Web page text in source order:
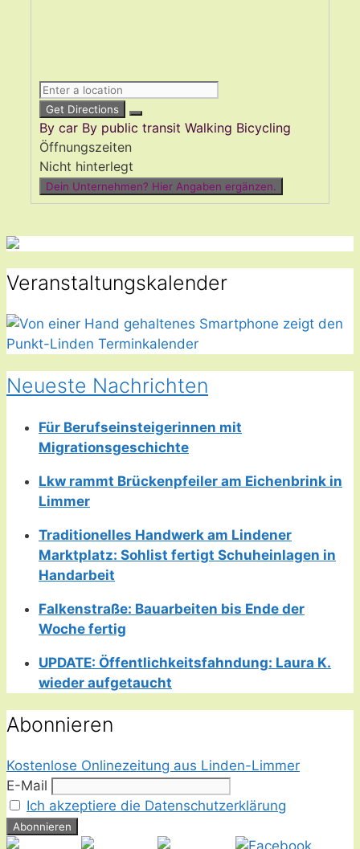
Get Directions
By car By public transit Walking Bicycling
Öffnungszeiten
Nicht hinterlegt
Dein Unternehmen? Hier Angaben ergänzen.
Veranstaltungskalender
Neueste Nachrichten
Für Berufseinsteigerinnen mit
Migrationsgeschichte
Lkw rammt Brückenpfeiler am Eichenbrink in
Limmer
Traditionelles Handwerk am Lindener
Marktplatz: Sohlist fertigt Schuheinlagen in
Handarbeit
Falkenstraße: Bauarbeiten bis Ende der
Woche fertig
UPDATE: Öffentlichkeitsfahndung: Laura K.
wieder aufgetaucht
Abonnieren
Kostenlose Onlinezeitung aus Linden-Limmer
E-Mail
Ich akzeptiere die Datenschutzerklärung